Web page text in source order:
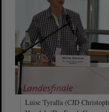
Luise Tyralla (CJD